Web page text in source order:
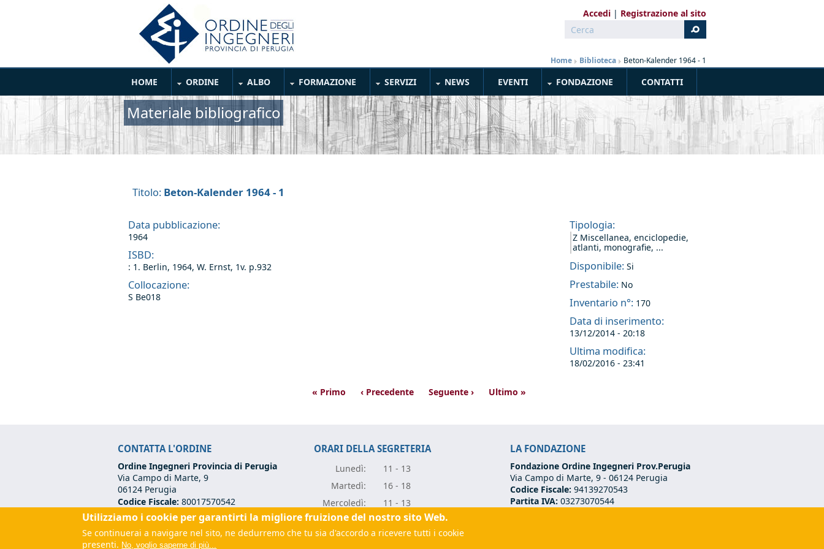
Accedi Registrazione al sito
Form di ricerca
Cerca
Home » Biblioteca » Beton-Kalender 1964 - 1
Main Menu
HOME ORDINE ALBO FORMAZIONE SERVIZI NEWS EVENTI FONDAZIONE CONTATTI
Materiale bibliografico
Titolo: Beton-Kalender 1964 - 1
Data pubblicazione:
1964
ISBD:
: 1. Berlin, 1964, W. Ernst, 1v. p.932
Collocazione:
S Be018
Tipologia:
Z Miscellanea, enciclopedie,
atlanti, monografie, ...
Disponibile: Si
Prestabile: No
Inventario n°: 170
Data di inserimento:
13/12/2014 - 20:18
Ultima modifica:
18/02/2016 - 23:41
« Primo ‹ Precedente Seguente › Ultimo »
CONTATTA L'ORDINE
Ordine Ingegneri Provincia di Perugia
Via Campo di Marte, 9
06124 Perugia
Codice Fiscale: 80017570542
Tel:+39 075 500 12 00
Email:
segreteria@ordineingegneriperugia.it (link sends e-mail)
PEC:ordine.perugia@ingpec.eu
ORARI DELLA SEGRETERIA
Lunedì:
11 - 13
Martedì:
16 - 18
Mercoledì:
11 - 13
Giovedì:
11 - 13
Venerdì: 11 - 13
LA FONDAZIONE
Fondazione Ordine Ingegneri Prov.Perugia
Via Campo di Marte, 9 - 06124 Perugia
Codice Fiscale: 94139270543
Partita IVA: 03273070544
Utilizziamo i cookie per garantirti la migliore fruizione del nostro sito Web.
Se continuerai a navigare nel sito, ne dedurremo che tu sia d'accordo a ricevere tutti i cookie
presenti. No, voglio saperne di più...